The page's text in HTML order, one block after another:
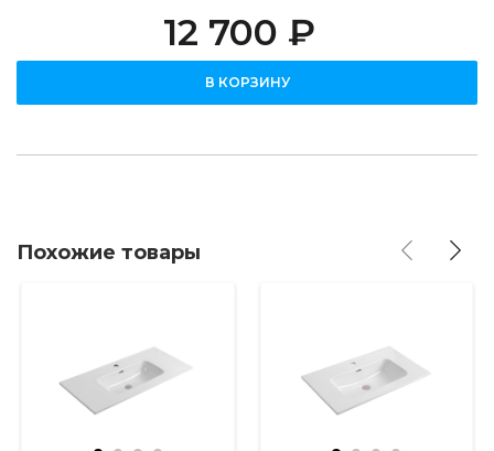
12 700 ₽
В КОРЗИНУ
Похожие товары